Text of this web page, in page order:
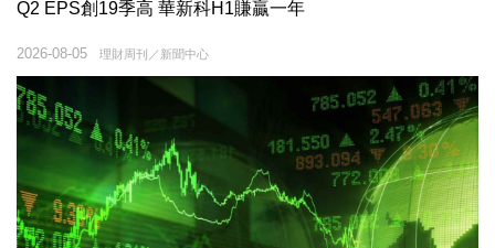
Q2 EPS創19季高 華新科H1賺贏一年
理財周刊／新聞中心
2026-08-05